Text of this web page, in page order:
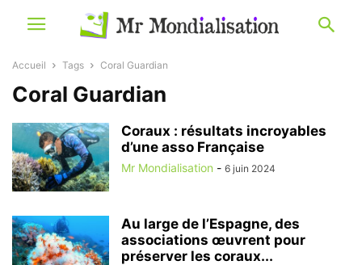
Accueil Tags Coral Guardian
Coral Guardian
Coraux : résultats incroyables
d’une asso Française
Mr Mondialisation - 6 juin 2024
Au large de l’Espagne, des
associations œuvrent pour
préserver les coraux...